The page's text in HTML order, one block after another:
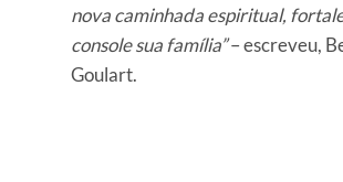
nova caminhada espiritual,
console sua família”– escreveu,
Goulart.